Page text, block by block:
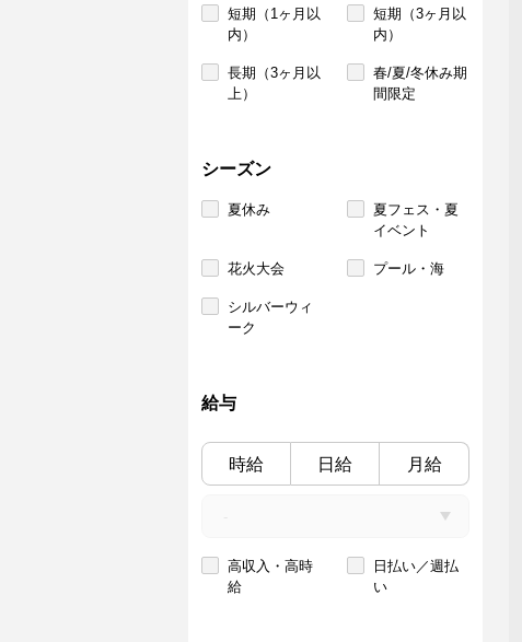
短期（1ヶ月以
内）
短期（3ヶ月以
内）
長期（3ヶ月以
上）
春/夏/冬休み期
間限定
シーズン
夏休み
夏フェス・夏
イベント
花火大会 プール・海
シルバーウィ
ーク
給与
時給 日給 月給
高収入・高時
給
日払い／週払
い